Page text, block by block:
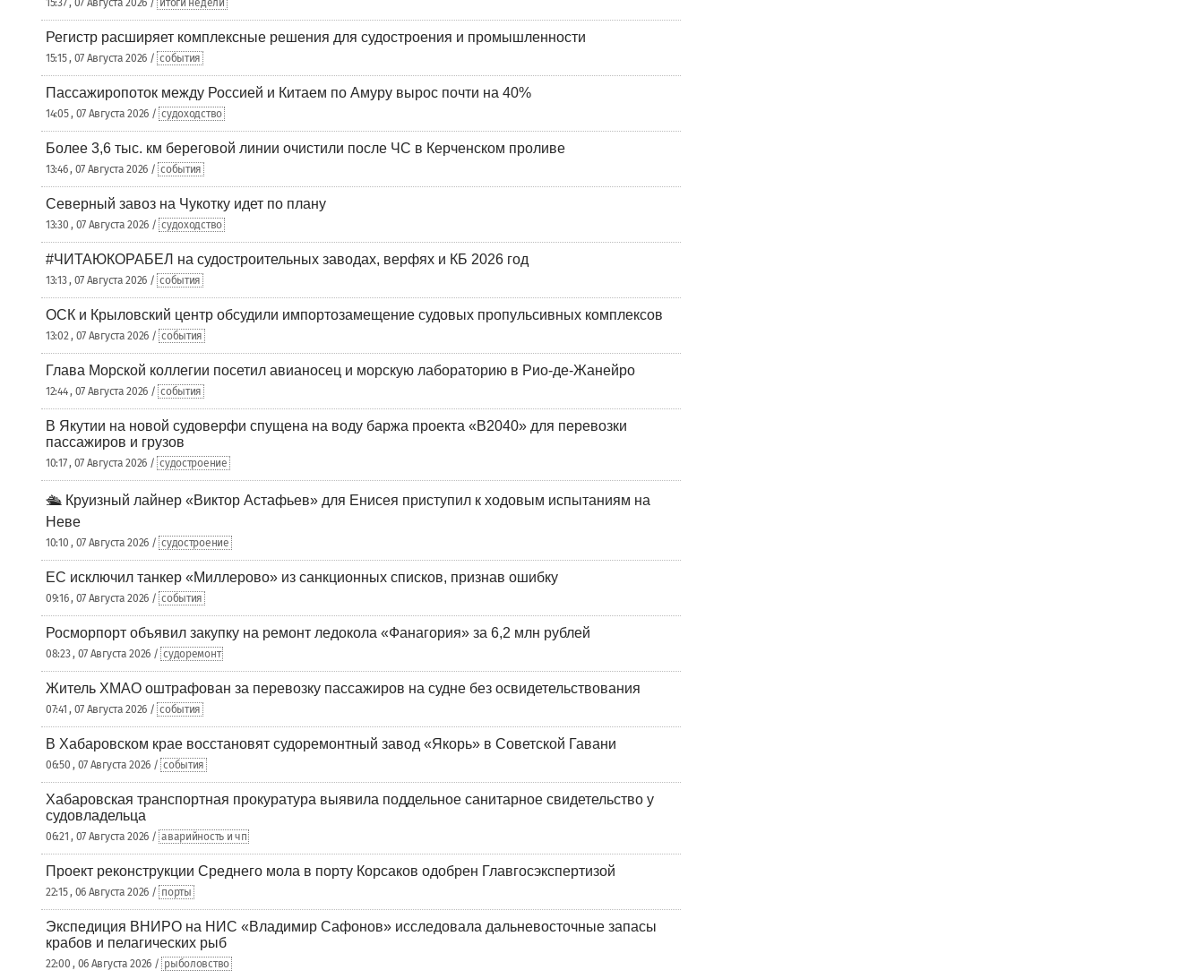
15:37 , 07 Августа 2026 / итоги недели
Регистр расширяет комплексные решения для судостроения и промышленности
15:15 , 07 Августа 2026 / события
Пассажиропоток между Россией и Китаем по Амуру вырос почти на 40%
14:05 , 07 Августа 2026 / судоходство
Более 3,6 тыс. км береговой линии очистили после ЧС в Керченском проливе
13:46 , 07 Августа 2026 / события
Северный завоз на Чукотку идет по плану
13:30 , 07 Августа 2026 / судоходство
#ЧИТАЮКОРАБЕЛ на судостроительных заводах, верфях и КБ 2026 год
13:13 , 07 Августа 2026 / события
ОСК и Крыловский центр обсудили импортозамещение судовых пропульсивных комплексов
13:02 , 07 Августа 2026 / события
Глава Морской коллегии посетил авианосец и морскую лабораторию в Рио-де-Жанейро
12:44 , 07 Августа 2026 / события
В Якутии на новой судоверфи спущена на воду баржа проекта «В2040» для перевозки
пассажиров и грузов
10:17 , 07 Августа 2026 / судостроение
🛳️ Круизный лайнер «Виктор Астафьев» для Енисея приступил к ходовым испытаниям на
Неве
10:10 , 07 Августа 2026 / судостроение
ЕС исключил танкер «Миллерово» из санкционных списков, признав ошибку
09:16 , 07 Августа 2026 / события
Росморпорт объявил закупку на ремонт ледокола «Фанагория» за 6,2 млн рублей
08:23 , 07 Августа 2026 / судоремонт
Житель ХМАО оштрафован за перевозку пассажиров на судне без освидетельствования
07:41 , 07 Августа 2026 / события
В Хабаровском крае восстановят судоремонтный завод «Якорь» в Советской Гавани
06:50 , 07 Августа 2026 / события
Хабаровская транспортная прокуратура выявила поддельное санитарное свидетельство у
судовладельца
06:21 , 07 Августа 2026 / аварийность и чп
Проект реконструкции Среднего мола в порту Корсаков одобрен Главгосэкспертизой
22:15 , 06 Августа 2026 / порты
Экспедиция ВНИРО на НИС «Владимир Сафонов» исследовала дальневосточные запасы
крабов и пелагических рыб
22:00 , 06 Августа 2026 / рыболовство